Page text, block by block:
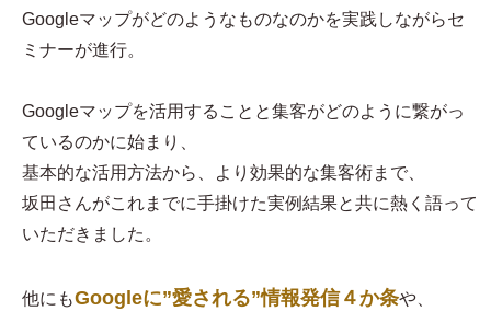
Googleマップがどのようなものなのかを実践しながらセ
ミナーが進行。
Googleマップを活用することと集客がどのように繋がっ
ているのかに始まり、
基本的な活用方法から、より効果的な集客術まで、
坂田さんがこれまでに手掛けた実例結果と共に熱く語って
いただきました。
他にもGoogleに”愛される”情報発信４か条や、